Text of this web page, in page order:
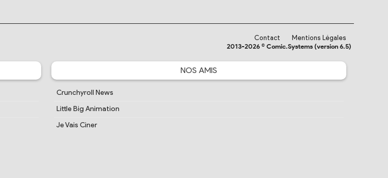
Contact
Mentions Légales
2013-2026 © Comic.Systems (version 6.5)
NOS AMIS
Crunchyroll News
Little Big Animation
Je Vais Ciner